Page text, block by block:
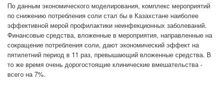
По данным экономического моделирования, комплекс мероприятий
по снижению потребления соли стал бы в Казахстане наиболее
эффективной мерой профилактики неинфекционных заболеваний.
Финансовые средства, вложенные в мероприятия, направленные на
сокращение потребления соли, дают экономический эффект на
пятилетний период в 11 раз, превышающий вложенные средства. В
то же время очень дорогостоящие клинические вмешательства -
всего на 7%.